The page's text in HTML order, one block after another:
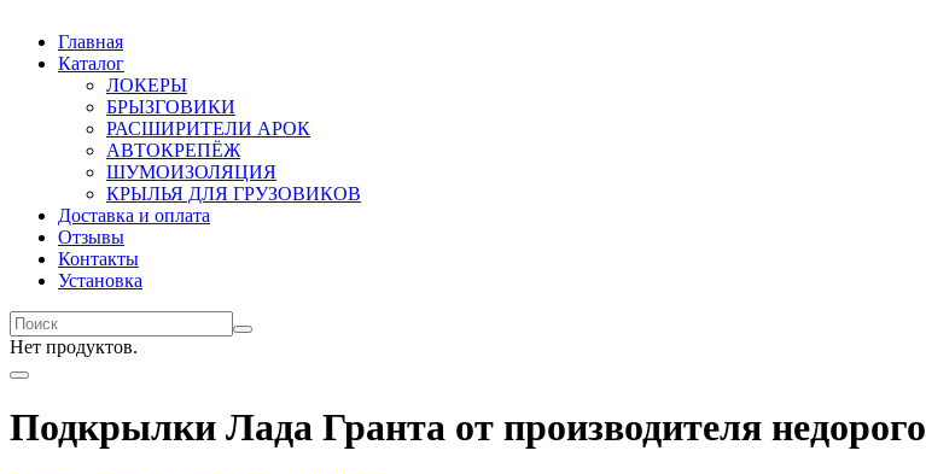
Главная
Каталог
ЛОКЕРЫ
БРЫЗГОВИКИ
РАСШИРИТЕЛИ АРОК
АВТОКРЕПЁЖ
ШУМОИЗОЛЯЦИЯ
КРЫЛЬЯ ДЛЯ ГРУЗОВИКОВ
Доставка и оплата
Отзывы
Контакты
Установка
Нет продуктов.
Подкрылки Лада Гранта от производителя недорого